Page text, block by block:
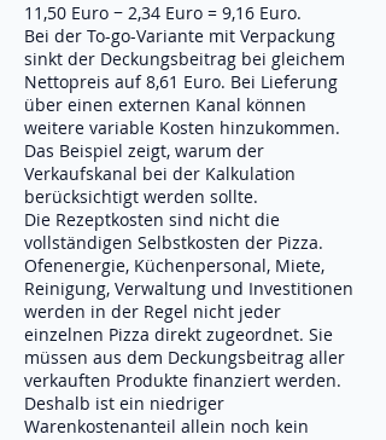
11,50 Euro − 2,34 Euro = 9,16 Euro.
Bei der To-go-Variante mit Verpackung
sinkt der Deckungsbeitrag bei gleichem
Nettopreis auf 8,61 Euro. Bei Lieferung
über einen externen Kanal können
weitere variable Kosten hinzukommen.
Das Beispiel zeigt, warum der
Verkaufskanal bei der Kalkulation
berücksichtigt werden sollte.
Die Rezeptkosten sind nicht die
vollständigen Selbstkosten der Pizza.
Ofenenergie, Küchenpersonal, Miete,
Reinigung, Verwaltung und Investitionen
werden in der Regel nicht jeder
einzelnen Pizza direkt zugeordnet. Sie
müssen aus dem Deckungsbeitrag aller
verkauften Produkte finanziert werden.
Deshalb ist ein niedriger
Warenkostenanteil allein noch kein